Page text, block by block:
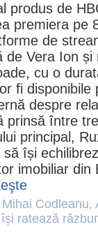
produs de
premiera pe
de
de Vera Ion și
cu o
fi
despre
între
principal,
își
imobiliar din
Mihai Codleanu,
ratează